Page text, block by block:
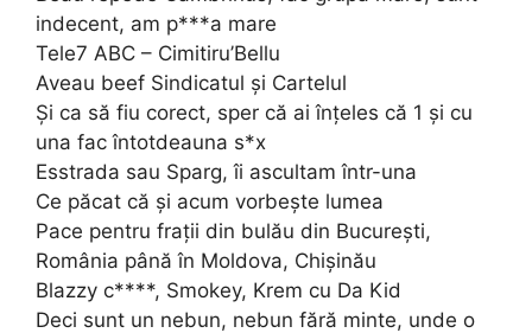
indecent, am p***a mare
Tele7 ABC – Cimitiru’Bellu
Aveau beef Sindicatul și Cartelul
Și ca să fiu corect, sper că ai înțeles că 1 și cu
una fac întotdeauna s*x
Esstrada sau Sparg, îi ascultam într-una
Ce păcat că și acum vorbește lumea
Pace pentru frații din bulău din București,
România până în Moldova, Chișinău
Blazzy c****, Smokey, Krem cu Da Kid
Deci sunt un nebun, nebun fără minte, unde o